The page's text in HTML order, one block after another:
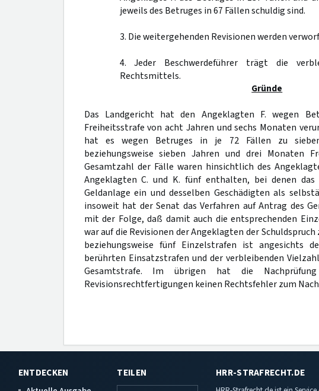
jeweils des Betruges in 67 Fällen schuldig sind.
3. Die weitergehenden Revisionen werden
4. Jeder Beschwerdeführer trägt die
Rechtsmittels.
Gründe
Das Landgericht hat den Angeklagten F. wegen
Freiheitsstrafe von acht Jahren und sechs Monaten
hat es wegen Betruges in je 72 Fällen zu
beziehungsweise sieben Jahren und drei Monaten
Gesamtzahl der Fälle waren hinsichtlich des
Angeklagten C. und K. fünf enthalten, bei denen
Geldanlage ein und desselben Geschädigten als
insoweit hat der Senat das Verfahren auf Antrag des
mit der Folge, daß damit auch die entsprechenden
war auf die Revisionen der Angeklagten der Schuldspruch
beziehungsweise fünf Einzelstrafen ist angesichts
berührten Einsatzstrafen und der verbleibenden
Gesamtstrafe. Im übrigen hat die
Revisionsrechtfertigungen keinen Rechtsfehler zum
ENTDECKEN TEILEN HRR-STRAFRECHT.DE